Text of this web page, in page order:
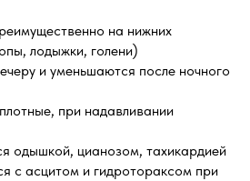
на нижних
лодыжки, голени)
и уменьшаются после ночного
при надавливании
одышкой, цианозом, тахикардией
с асцитом и гидротораксом при